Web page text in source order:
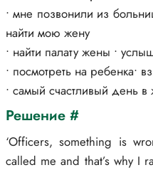
• мне позвонили из
найти мою жену
• найти палату жены •
• посмотреть на ребенка•
• самый счастливый день в
Решение #
‘Officers, something is
called me and that’s why I